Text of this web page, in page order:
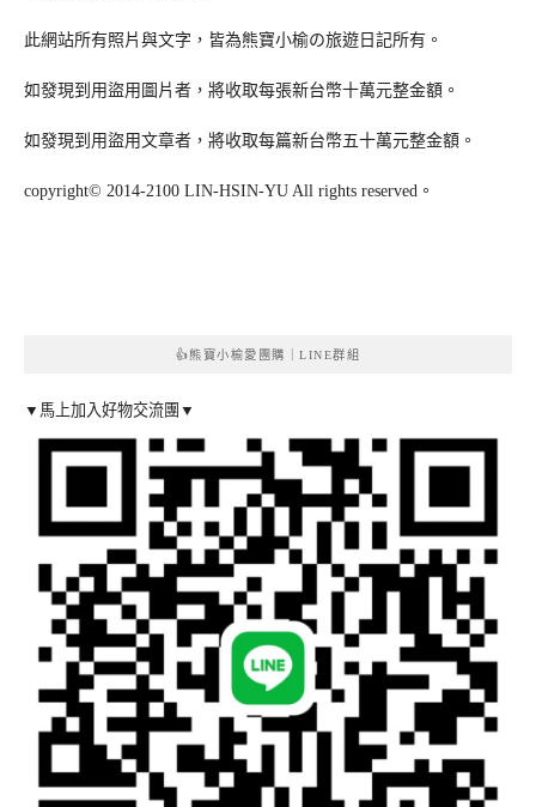
此網站所有照片與文字，皆為熊寶小榆の旅遊日記所有。
如發現到用盜用圖片者，將收取每張新台幣十萬元整金額。
如發現到用盜用文章者，將收取每篇新台幣五十萬元整金額。
copyright© 2014-2100 LIN-HSIN-YU All rights reserved。
👍熊寶小榆愛團購｜LINE群組
▼馬上加入好物交流團▼